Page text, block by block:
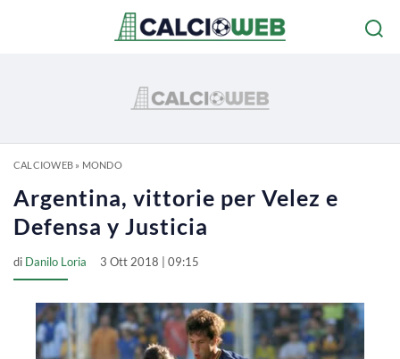
CALCIOWEB» MONDO
Argentina, vittorie per Velez e
Defensa y Justicia
di Danilo Loria 3 Ott 2018 | 09:15